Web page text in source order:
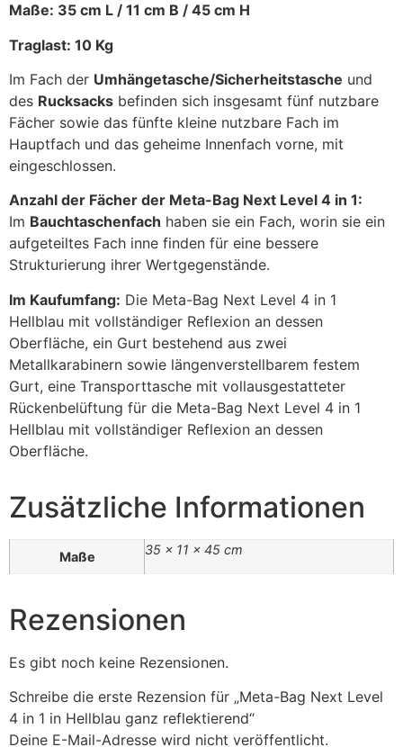
Maße: 35 cm L / 11 cm B / 45 cm H
Traglast: 10 Kg
Im Fach der Umhängetasche/Sicherheitstasche und
des Rucksacks befinden sich insgesamt fünf nutzbare
Fächer sowie das fünfte kleine nutzbare Fach im
Hauptfach und das geheime Innenfach vorne, mit
eingeschlossen.
Anzahl der Fächer der Meta-Bag Next Level 4 in 1:
Im Bauchtaschenfach haben sie ein Fach, worin sie ein
aufgeteiltes Fach inne finden für eine bessere
Strukturierung ihrer Wertgegenstände.
Im Kaufumfang: Die Meta-Bag Next Level 4 in 1
Hellblau mit vollständiger Reflexion an dessen
Oberfläche, ein Gurt bestehend aus zwei
Metallkarabinern sowie längenverstellbarem festem
Gurt, eine Transporttasche mit vollausgestatteter
Rückenbelüftung für die Meta-Bag Next Level 4 in 1
Hellblau mit vollständiger Reflexion an dessen
Oberfläche.
Zusätzliche Informationen
Maße 35 × 11 × 45 cm
Rezensionen
Es gibt noch keine Rezensionen.
Schreibe die erste Rezension für „Meta-Bag Next Level
4 in 1 in Hellblau ganz reflektierend“
Deine E-Mail-Adresse wird nicht veröffentlicht.